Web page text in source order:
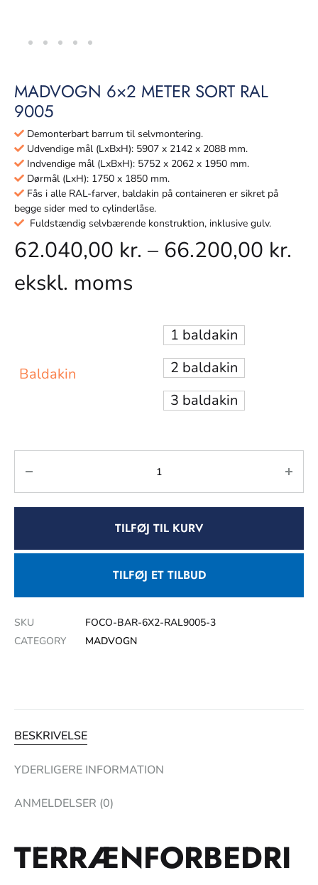
MADVOGN 6×2 METER SORT RAL
9005
Demonterbart barrum til selvmontering.
Udvendige mål (LxBxH): 5907 x 2142 x 2088 mm.
Indvendige mål (LxBxH): 5752 x 2062 x 1950 mm.
Dørmål (LxH): 1750 x 1850 mm.
Fås i alle RAL-farver, baldakin på containeren er sikret på
begge sider med to cylinderlåse.
Fuldstændig selvbærende konstruktion, inklusive gulv.
62.040,00 kr. – 66.200,00 kr.
ekskl. moms
Baldakin
1 baldakin
2 baldakin
3 baldakin
TILFØJ TIL KURV
TILFØJ ET TILBUD
SKU
FOCO-BAR-6X2-RAL9005-3
CATEGORY
MADVOGN
BESKRIVELSE
YDERLIGERE INFORMATION
ANMELDELSER (0)
TERRÆNFORBEDRI